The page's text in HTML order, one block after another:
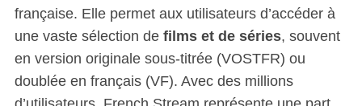
française. Elle permet aux utilisateurs d’accéder à
une vaste sélection de films et de séries, souvent
en version originale sous-titrée (VOSTFR) ou
doublée en français (VF). Avec des millions